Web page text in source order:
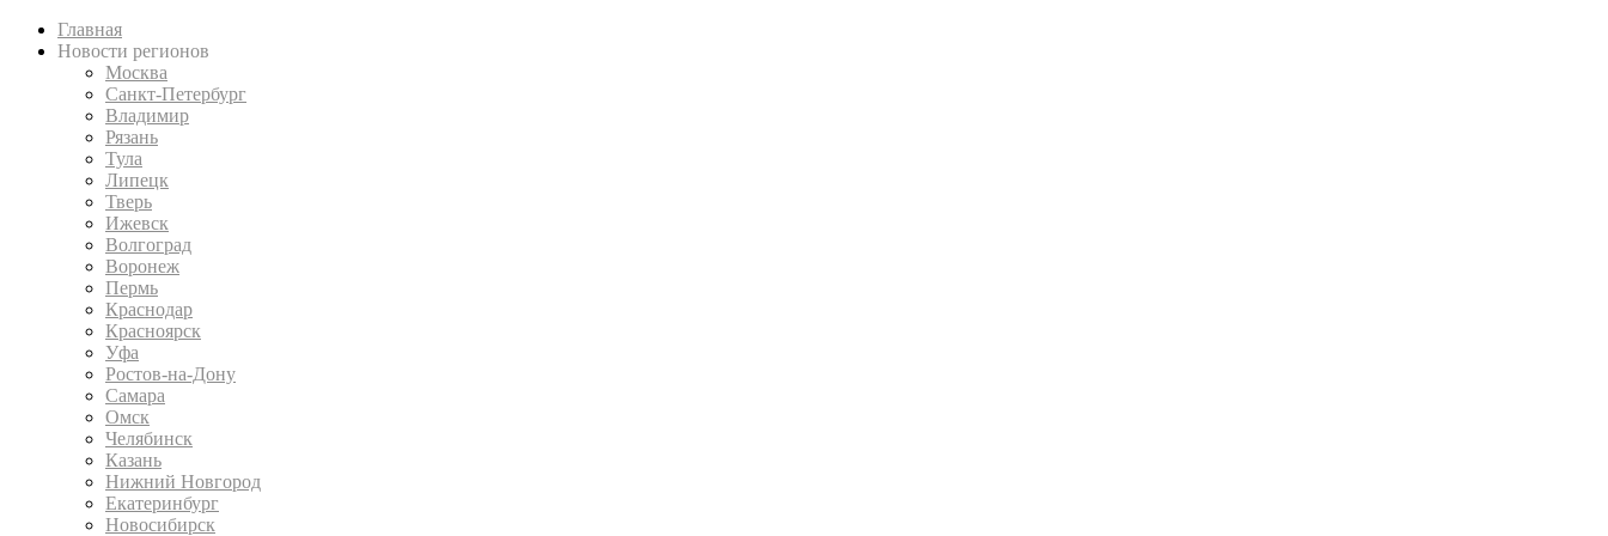
Главная
Новости регионов
Москва
Санкт-Петербург
Владимир
Рязань
Тула
Липецк
Тверь
Ижевск
Волгоград
Воронеж
Пермь
Краснодар
Красноярск
Уфа
Ростов-на-Дону
Самара
Омск
Челябинск
Казань
Нижний Новгород
Екатеринбург
Новосибирск